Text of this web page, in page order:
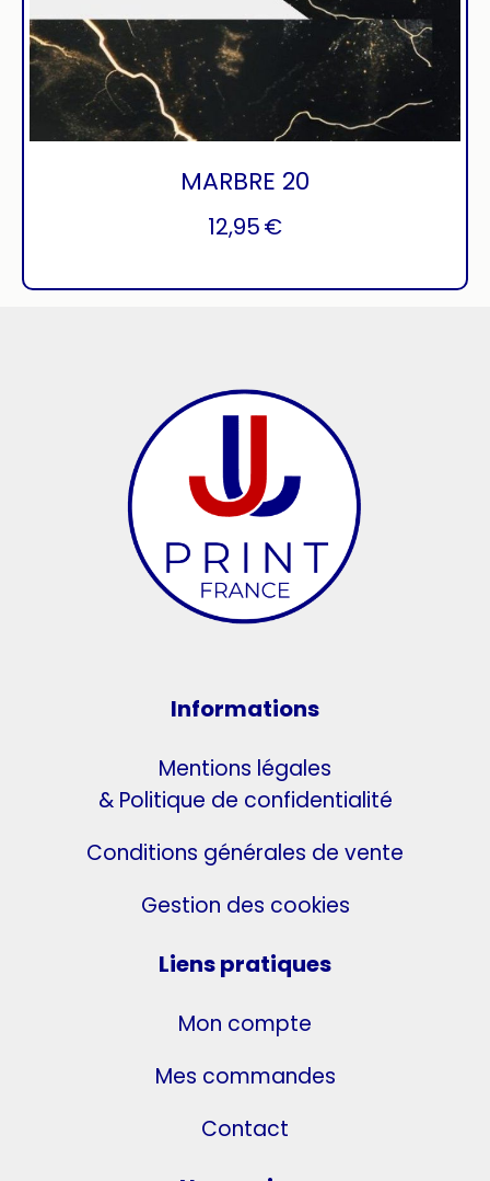
MARBRE 20
12,95€
Informations
Mentions légales
& Politique de confidentialité
Conditions générales de vente
Gestion des cookies
Liens pratiques
Mon compte
Mes commandes
Contact